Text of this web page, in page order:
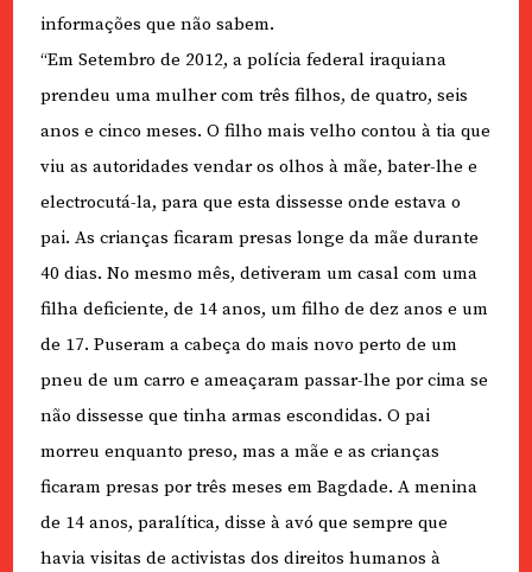
informações que não sabem.
“Em Setembro de 2012, a polícia federal iraquiana
prendeu uma mulher com três filhos, de quatro, seis
anos e cinco meses. O filho mais velho contou à tia que
viu as autoridades vendar os olhos à mãe, bater-lhe e
electrocutá-la, para que esta dissesse onde estava o
pai. As crianças ficaram presas longe da mãe durante
40 dias. No mesmo mês, detiveram um casal com uma
filha deficiente, de 14 anos, um filho de dez anos e um
de 17. Puseram a cabeça do mais novo perto de um
pneu de um carro e ameaçaram passar-lhe por cima se
não dissesse que tinha armas escondidas. O pai
morreu enquanto preso, mas a mãe e as crianças
ficaram presas por três meses em Bagdade. A menina
de 14 anos, paralítica, disse à avó que sempre que
havia visitas de activistas dos direitos humanos à